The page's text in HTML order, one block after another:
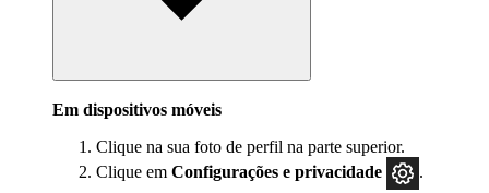
Em dispositivos móveis
Clique na sua foto de perfil na parte superior.
Clique em Configurações e privacidade
.